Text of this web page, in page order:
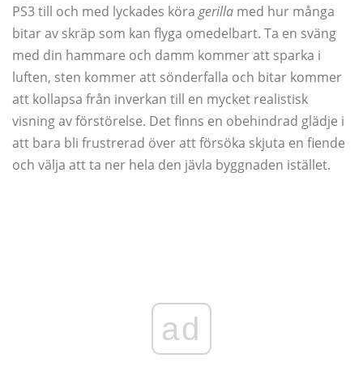
PS3 till och med lyckades köra gerilla med hur många
bitar av skräp som kan flyga omedelbart. Ta en sväng
med din hammare och damm kommer att sparka i
luften, sten kommer att sönderfalla och bitar kommer
att kollapsa från inverkan till en mycket realistisk
visning av förstörelse. Det finns en obehindrad glädje i
att bara bli frustrerad över att försöka skjuta en fiende
och välja att ta ner hela den jävla byggnaden istället.
ad